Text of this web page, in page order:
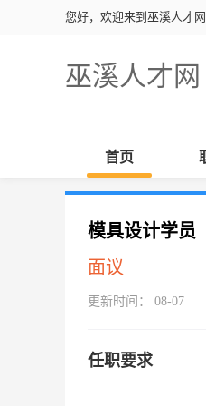
您好，欢迎来到巫溪人才网
巫溪人才网
首页
模具设计学员
面议
更新时间： 08-07
任职要求